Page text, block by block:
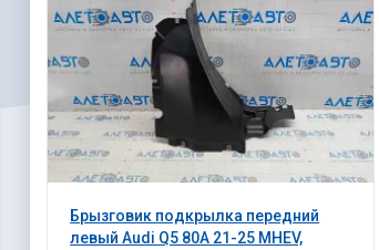
Брызговик подкрылка передний
левый Audi Q5 80A 21-25 MHEV,